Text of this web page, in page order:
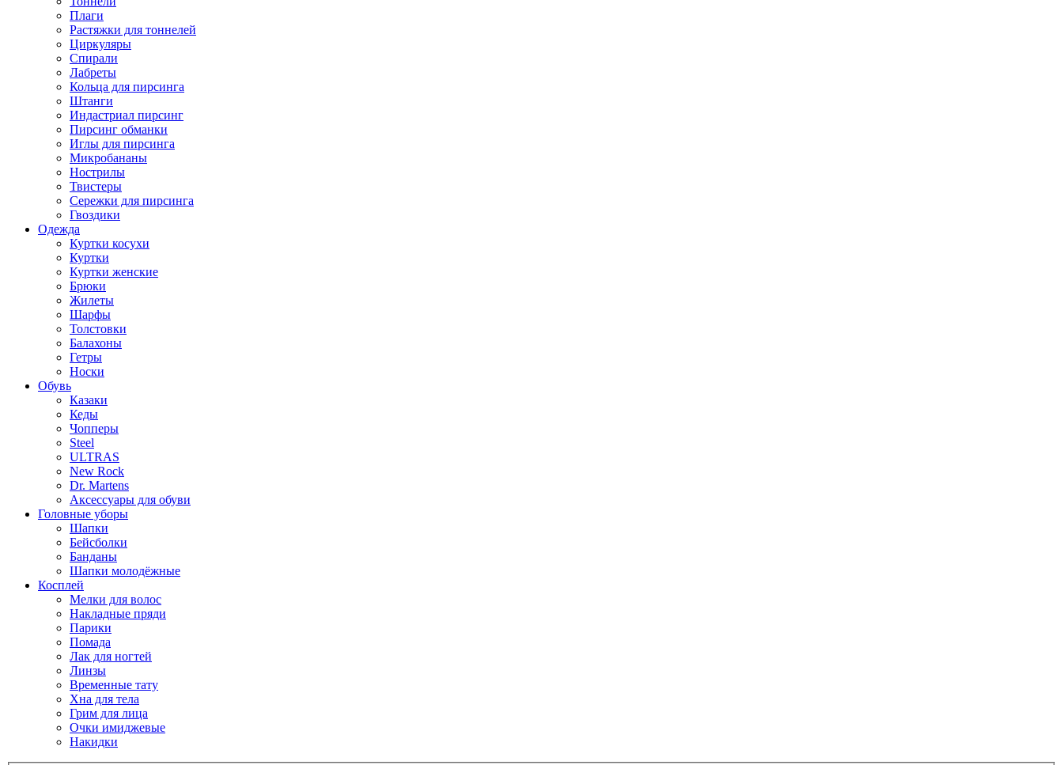
Плаги
Растяжки для тоннелей
Циркуляры
Спирали
Лабреты
Кольца для пирсинга
Штанги
Индастриал пирсинг
Пирсинг обманки
Иглы для пирсинга
Микробананы
Нострилы
Твистеры
Сережки для пирсинга
Гвоздики
Одежда
Куртки косухи
Куртки
Куртки женские
Брюки
Жилеты
Шарфы
Толстовки
Балахоны
Гетры
Носки
Обувь
Казаки
Кеды
Чопперы
Steel
ULTRAS
New Rock
Dr. Martens
Аксессуары для обуви
Головные уборы
Шапки
Бейсболки
Банданы
Шапки молодёжные
Косплей
Мелки для волос
Накладные пряди
Парики
Помада
Лак для ногтей
Линзы
Временные тату
Хна для тела
Грим для лица
Очки имиджевые
Накидки